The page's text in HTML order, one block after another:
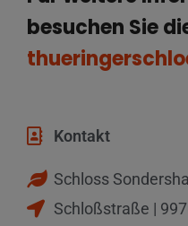
besuchen Sie
Kontakt
Schloss
Schloßstraße |